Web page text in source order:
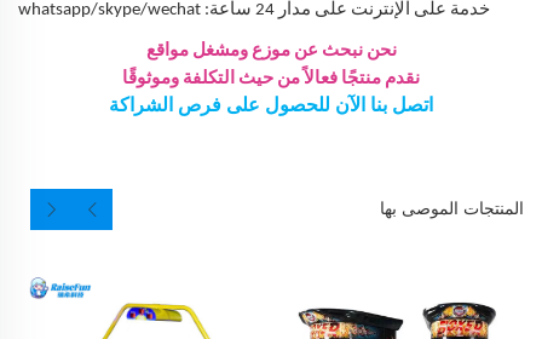
خدمة على الإنترنت على مدار 24 ساعة: whatsapp/skype/wechat
نحن نبحث عن موزع ومشغل مواقع
نقدم منتجًا فعالاً من حيث التكلفة وموثوقًا
اتصل بنا الآن للحصول على فرص الشراكة
المنتجات الموصى بها